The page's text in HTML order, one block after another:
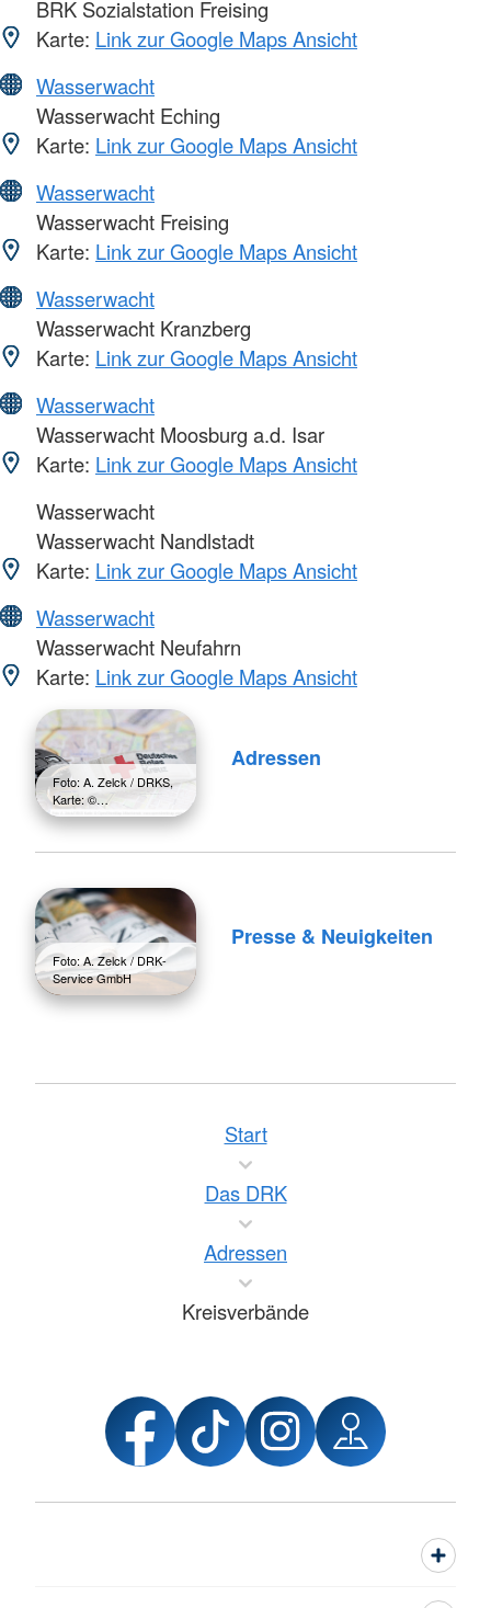
BRK Sozialstation Freising
Karte: Link zur Google Maps Ansicht
Wasserwacht
Wasserwacht Eching
Karte: Link zur Google Maps Ansicht
Wasserwacht
Wasserwacht Freising
Karte: Link zur Google Maps Ansicht
Wasserwacht
Wasserwacht Kranzberg
Karte: Link zur Google Maps Ansicht
Wasserwacht
Wasserwacht Moosburg a.d. Isar
Karte: Link zur Google Maps Ansicht
Wasserwacht
Wasserwacht Nandlstadt
Karte: Link zur Google Maps Ansicht
Wasserwacht
Wasserwacht Neufahrn
Karte: Link zur Google Maps Ansicht
Foto: A. Zelck / DRKS,
Karte: ©…
Adressen
Foto: A. Zelck / DRK-
Service GmbH
Presse & Neuigkeiten
Start
Das DRK
Adressen
Kreisverbände